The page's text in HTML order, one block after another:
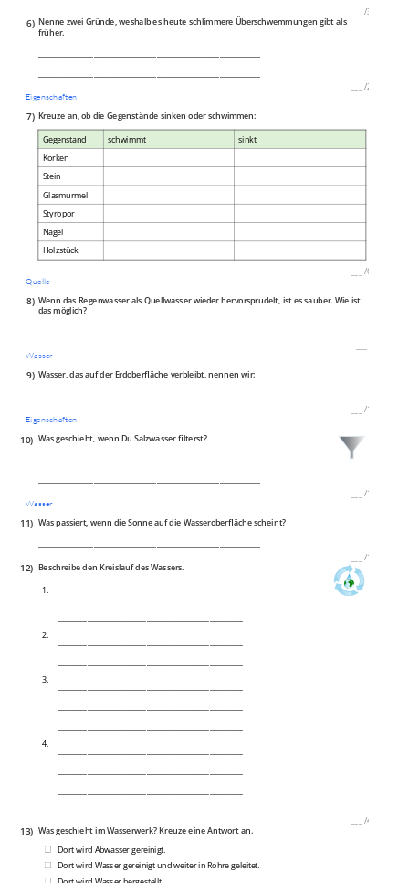
/3P
6) Nenne zwei Gründe, weshalb es heute schlimmere Überschwemmungen gibt als
früher.
/2P
Eigenschaften
7) Kreuze an, ob die Gegenstände sinken oder schwimmen:
Gegenstand schwimmt
sinkt
Korken
Stein
Glasmurmel
Styropor
Nagel
Holzstück
/6P
Quelle
8) Wenn das Regenwasser als Quellwasser wieder hervorsprudelt, ist es sauber. Wie ist
das möglich?
Wasser
9) Wasser, das auf der Erdoberfläche verbleibt, nennen wir:
/1P
Eigenschaften
10) Was geschieht, wenn Du Salzwasser filterst?
/1P
Wasser
11) Was passiert, wenn die Sonne auf die Wasseroberfläche scheint?
/1P
12) Beschreibe den Kreislauf des Wassers.
1.
2.
3.
4.
/4P
13) Was geschieht im Wasserwerk? Kreuze eine Antwort an.
Dort wird Abwasser gereinigt.
Dort wird Wasser gereinigt und weiter in Rohre geleitet.